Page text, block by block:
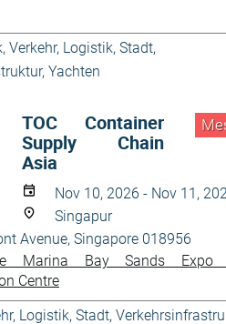
, Verkehr, Logistik, Stadt,
, Yachten
TOC Container
Supply Chain
Asia
Nov 10, 2026 - Nov 11,
Singapur
Avenue, Singapore 018956
Marina Bay Sands Expo
Centre
Logistik, Stadt,